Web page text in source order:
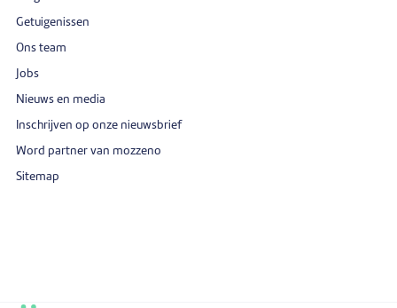
Getuigenissen
Ons team
Jobs
Nieuws en media
Inschrijven op onze nieuwsbrief
Word partner van mozzeno
Sitemap